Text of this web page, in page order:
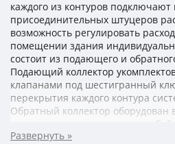
каждого из контуров подключают
присоединительных штуцеров
возможность регулировать
помещении здания
состоит из подающего и
Подающий коллектор
клапанами под шестигранный
перекрытия каждого контура
Обратный коллектор оборудован
клапанными вставками с
для отключения контуров. Для